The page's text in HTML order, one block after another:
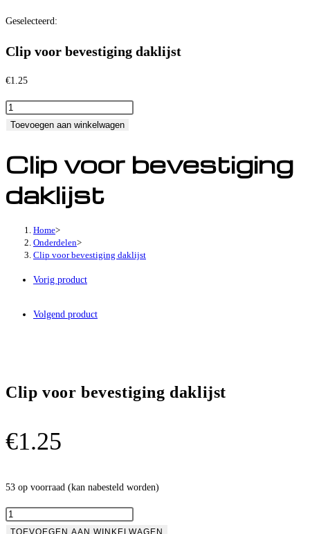
Geselecteerd:
Clip voor bevestiging daklijst
€1.25
Clip
voor
daklijst
aantal
Toevoegen aan winkelwagen
Clip voor bevestiging
daklijst
Home>
Onderdelen>
Clip voor bevestiging daklijst
Vorig product
Volgend product
Clip voor bevestiging daklijst
€1.25
53 op voorraad (kan nabesteld worden)
Clip
voor
TOEVOEGEN AAN WINKELWAGEN